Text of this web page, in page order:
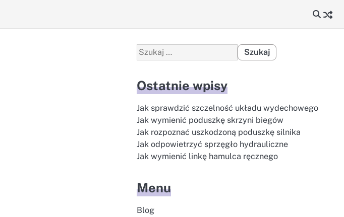
Szukaj:
Ostatnie wpisy
Jak sprawdzić szczelność układu wydechowego
Jak wymienić poduszkę skrzyni biegów
Jak rozpoznać uszkodzoną poduszkę silnika
Jak odpowietrzyć sprzęgło hydrauliczne
Jak wymienić linkę hamulca ręcznego
Menu
Blog